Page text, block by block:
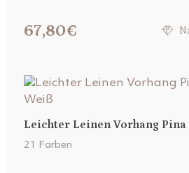
67,80€
Leichter Leinen Vorhang Pina
21 Farben